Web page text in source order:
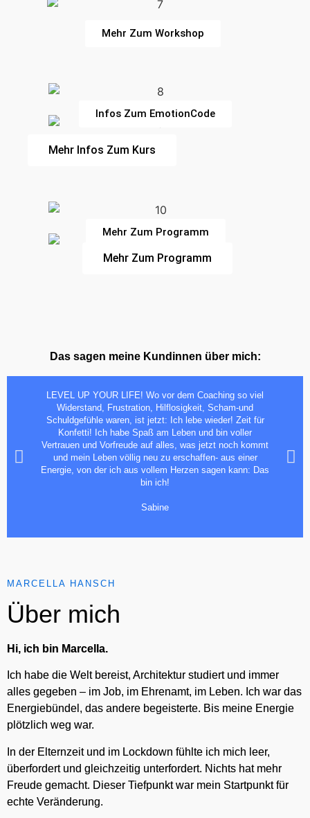
Mehr Zum Workshop
Infos Zum EmotionCode
Mehr Infos Zum Kurs
Mehr Zum Programm
Mehr Zum Programm
Das sagen meine Kundinnen über mich:
LEVEL UP YOUR LIFE! Wo vor dem Coaching so viel
Widerstand, Frustration, Hilflosigkeit, Scham-und
Schuldgefühle waren, ist jetzt: Ich lebe wieder! Zeit für
Konfetti! Ich habe Spaß am Leben und bin voller
Vertrauen und Vorfreude auf alles, was jetzt noch kommt
und mein Leben völlig neu zu erschaffen- aus einer
Energie, von der ich aus vollem Herzen sagen kann: Das
bin ich!
Sabine
MARCELLA HANSCH
Über mich
Hi, ich bin Marcella.
Ich habe die Welt bereist, Architektur studiert und immer
alles gegeben – im Job, im Ehrenamt, im Leben. Ich war das
Energiebündel, das andere begeisterte. Bis meine Energie
plötzlich weg war.
In der Elternzeit und im Lockdown fühlte ich mich leer,
überfordert und gleichzeitig unterfordert. Nichts hat mehr
Freude gemacht. Dieser Tiefpunkt war mein Startpunkt für
echte Veränderung.